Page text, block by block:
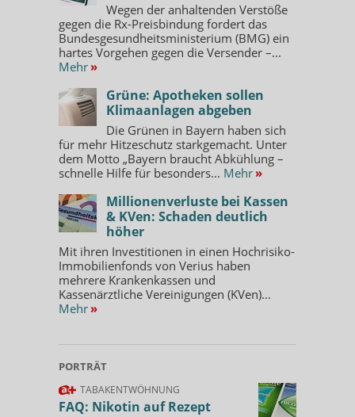
Wegen der anhaltenden Verstöße
gegen die Rx-Preisbindung fordert das
Bundesgesundheitsministerium (BMG) ein
hartes Vorgehen gegen die Versender –...
Mehr »
Grüne: Apotheken sollen
Klimaanlagen abgeben
Die Grünen in Bayern haben sich
für mehr Hitzeschutz starkgemacht. Unter
dem Motto „Bayern braucht Abkühlung –
schnelle Hilfe für besonders... Mehr »
Millionenverluste bei Kassen
& KVen: Schaden deutlich
höher
Mit ihren Investitionen in einen Hochrisiko-
Immobilienfonds von Verius haben
mehrere Krankenkassen und
Kassenärztliche Vereinigungen (KVen)...
Mehr »
PORTRÄT
TABAKENTWÖHNUNG
FAQ: Nikotin auf Rezept